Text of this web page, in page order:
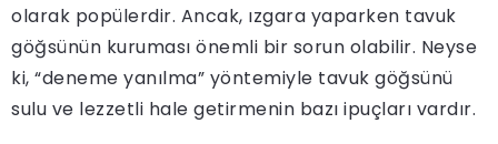
olarak popülerdir. Ancak, ızgara yaparken tavuk
göğsünün kuruması önemli bir sorun olabilir. Neyse
ki, “deneme yanılma” yöntemiyle tavuk göğsünü
sulu ve lezzetli hale getirmenin bazı ipuçları vardır.